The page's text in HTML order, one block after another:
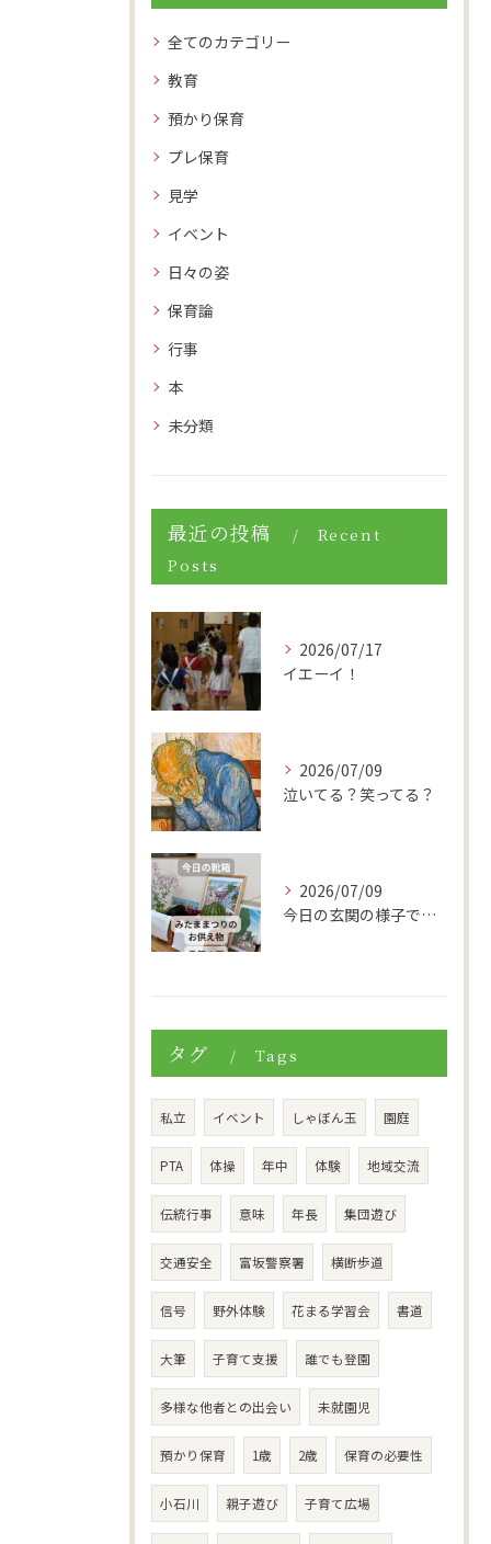
全てのカテゴリー
教育
預かり保育
プレ保育
見学
イベント
日々の姿
保育論
行事
本
未分類
最近の投稿
Recent
Posts
2026/07/17
イエーイ！
2026/07/09
泣いてる？笑ってる？
2026/07/09
今日の玄関の様子です。
タグ Tags
私立 イベント しゃぼん玉 園庭
PTA 体操 年中 体験 地域交流
伝統行事 意味 年長 集団遊び
交通安全 富坂警察署 横断歩道
信号 野外体験 花まる学習会 書道
大筆 子育て支援 誰でも登園
多様な他者との出会い 未就園児
預かり保育 1歳 2歳 保育の必要性
小石川 親子遊び 子育て広場